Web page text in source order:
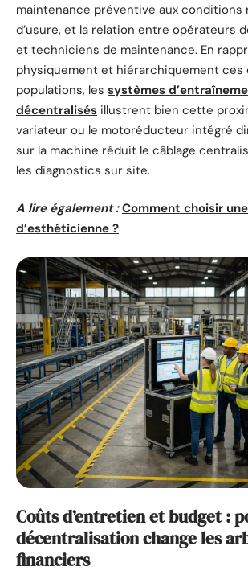
maintenance préventive aux conditions
d’usure, et la relation entre opérateurs
et techniciens de maintenance. En
physiquement et hiérarchiquement ces
populations, les systèmes
décentralisés illustrent bien cette
variateur ou le motoréducteur intégré
sur la machine réduit le câblage
les diagnostics sur site.
A lire également : Comment choisir
d’esthéticienne ?
Coûts d’entretien et budget :
décentralisation change les
financiers